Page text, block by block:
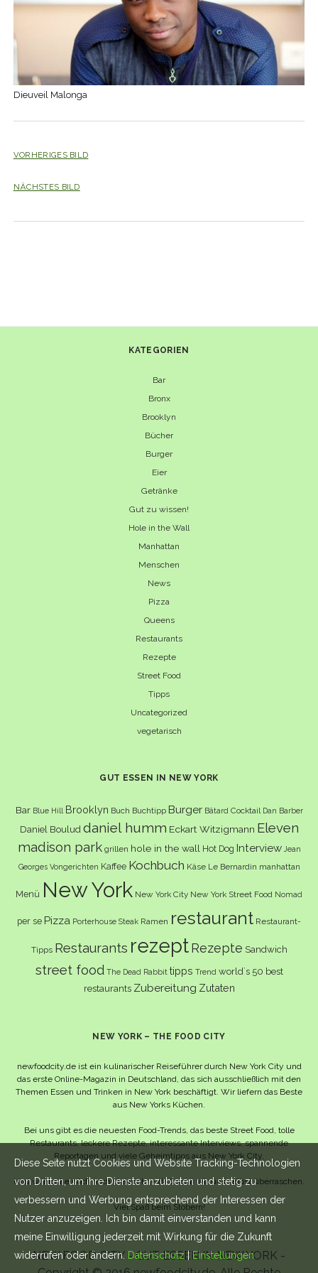
Dieuveil Malonga
VORHERIGES BILD
NÄCHSTES BILD
KATEGORIEN
Bar
Bronx
Brooklyn
Bücher
Burger
Eier
Getränke
Gut zu wissen!
Hole in the Wall
Manhattan
Menschen
News
Pizza
Queens
Restaurants
Rezepte
Street Food
Tipps
Uncategorized
vegetarisch
GUT ESSEN IN NEW YORK
Bar Blue Hill Brooklyn Buch Buchtipp Burger Bâtard Cocktail Dan Barber
Daniel Boulud daniel humm Eckart Witzigmann Eleven
madison park grillen hole in the wall Hot Dog Interview Jean
Georges Vongerichten Kaffee Kochbuch Käse Le Bernardin manhattan
Menü New York New York City New York Street Food Nomad
per se Pizza Porterhouse Steak Ramen restaurant Restaurant-
Tipps Restaurants rezept Rezepte Sandwich
street food The Dead Rabbit tipps Trend world´s 50 best
restaurants Zubereitung Zutaten
NEW YORK – THE FOOD CITY
newfoodcity.de ist ein kulinarischer Reiseführer durch New York City und
das erste Online-Magazin in Deutschland, das sich ausschließlich mit den
Themen Essen und Trinken in New York beschäftigt. Wir liefern das Beste
aus New Yorks Küchen.
Bei uns gibt es die neuesten Food-Trends, das beste Street Food, tolle
Restaurants, leckere Rezepte, interessante Interviews, spannende
Reportagen und viele Geheimtipps aus New York City.
Und wahrscheinlich noch viel mehr – da lassen wir uns selbst überraschen.
Viel Spaß beim Stöbern!
NEW FOOD CITY - GUT ESSEN IN NEW YORK -
Diese Seite nutzt Cookies und Website Tracking-Technologien
von Dritten, um ihre Dienste anzubieten und stetig zu
verbessern und Werbung entsprechend der Interessen der
Nutzer anzuzeigen. Ich bin damit einverstanden und kann
meine Einwilligung jederzeit mit Wirkung für die Zukunft
widerrufen oder ändern. Datenschutz| Einstellungen